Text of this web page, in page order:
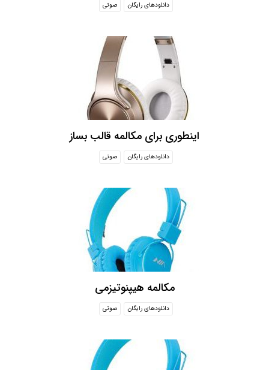
دانلودهای رایگان صوتی
اینطوری برای مکالمه قالب بساز
دانلودهای رایگان صوتی
مکالمه هیپنوتیزمی
دانلودهای رایگان صوتی